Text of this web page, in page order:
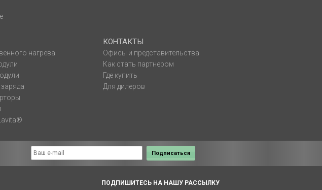
нагрева
КОНТАКТЫ
Офисы и представительства
Как стать партнером
Где купить
Для дилеров
ПОДПИШИТЕСЬ НА НАШУ РАССЫЛКУ